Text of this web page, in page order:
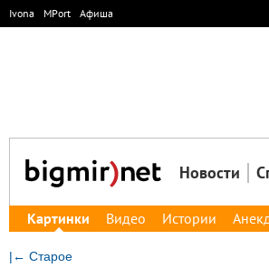
Ivona MPort Афиша
Новости
Картинки Видео Истории
|← Старое